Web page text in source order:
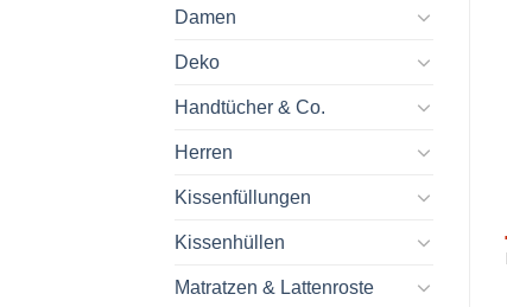
Damen
Deko
Handtücher & Co.
Herren
Kissenfüllungen
Kissenhüllen
Matratzen & Lattenroste